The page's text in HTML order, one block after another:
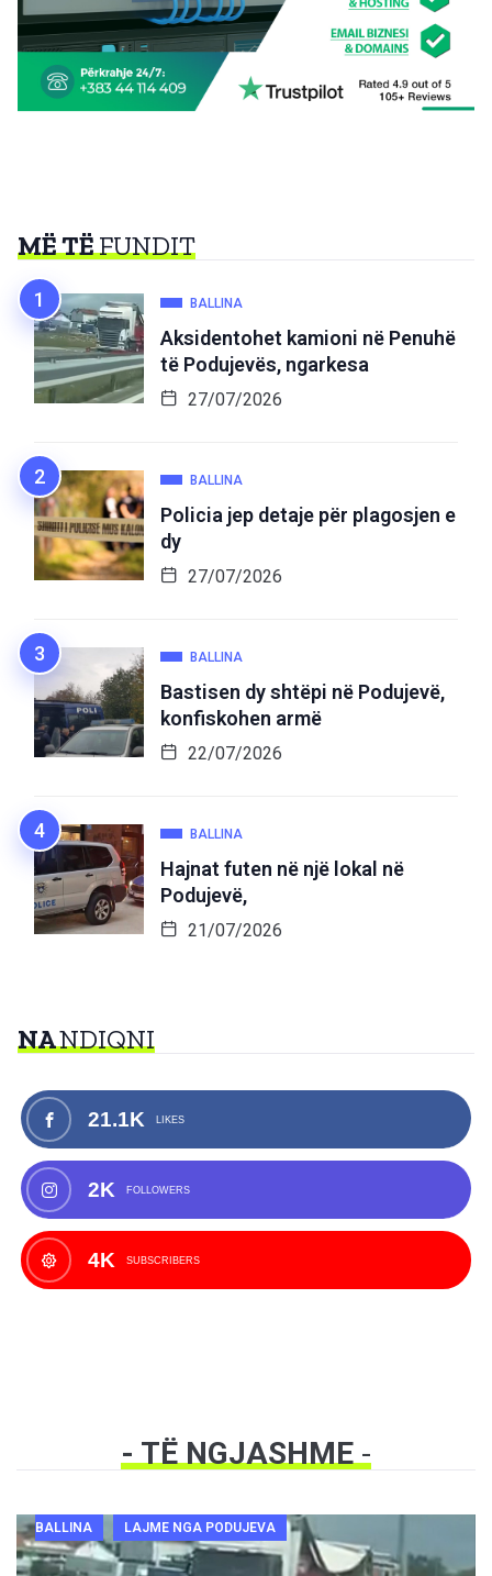
MË TËFUNDIT
BALLINA
Aksidentohet kamioni në Penuhë
të Podujevës, ngarkesa
27/07/2026
BALLINA
Policia jep detaje për plagosjen e
dy
27/07/2026
BALLINA
Bastisen dy shtëpi në Podujevë,
konfiskohen armë
22/07/2026
BALLINA
Hajnat futen në një lokal në
Podujevë,
21/07/2026
NANDIQNI
21.1K LIKES
2K FOLLOWERS
4K SUBSCRIBERS
- TË NGJASHME-
BALLINA LAJME NGA PODUJEVA